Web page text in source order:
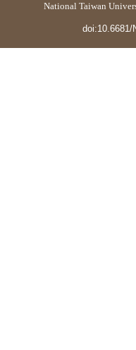
National Taiwan
doi:10.6681/